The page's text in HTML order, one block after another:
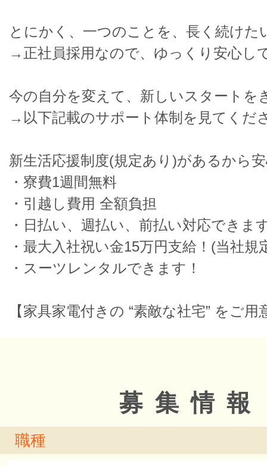
とにかく、一つのことを、長く続けた
→正社員採用なので、ゆっくり安心し
今の自分を変えて、新しいスタートを
→以下記載のサポート体制を見てくだ
新生活応援制度(規定あり)があるから
・寮費1週間無料
・引越し費用 全額負担
・日払い、週払い、前払い対応できま
・最大入社祝い金15万円支給！(当社規
・スーツレンタルできます！
【家具家電付きの “素敵な社宅” をご用
募集情報
職種